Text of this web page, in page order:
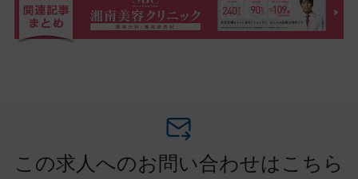
この求人へのお問い合わせはこちら